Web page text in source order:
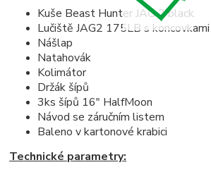
Kuše Beast Hunter JAG 2 black
Lučiště JAG2 175LB s
Nášlap
Natahovák
Kolimátor
Držák šípů
3ks šípů 16" HalfMoon
Návod se záručním listem
Baleno v kartonové krabici
Technické parametry: